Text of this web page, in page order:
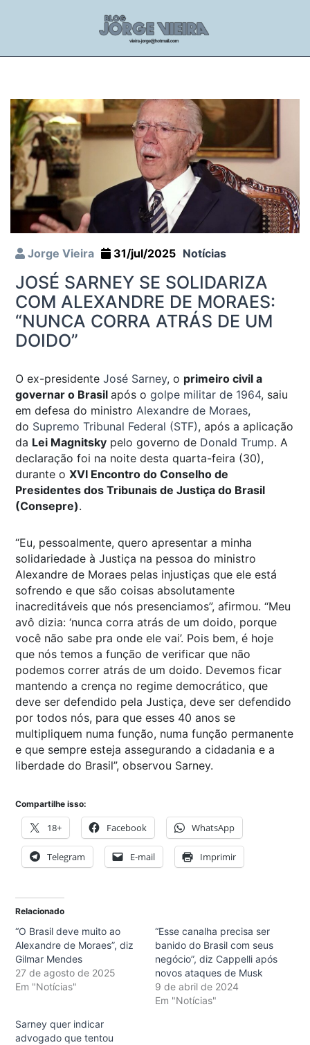
Jorge Vieira 31/jul/2025 Notícias
JOSÉ SARNEY SE SOLIDARIZA
COM ALEXANDRE DE MORAES:
“NUNCA CORRA ATRÁS DE UM
DOIDO”
O ex-presidente José Sarney, o primeiro civil a
governar o Brasil após o golpe militar de 1964, saiu
em defesa do ministro Alexandre de Moraes,
do Supremo Tribunal Federal (STF), após a aplicação
da Lei Magnitsky pelo governo de Donald Trump. A
declaração foi na noite desta quarta-feira (30),
durante o XVI Encontro do Conselho de
Presidentes dos Tribunais de Justiça do Brasil
(Consepre).
“Eu, pessoalmente, quero apresentar a minha
solidariedade à Justiça na pessoa do ministro
Alexandre de Moraes pelas injustiças que ele está
sofrendo e que são coisas absolutamente
inacreditáveis que nós presenciamos”, afirmou. “Meu
avô dizia: ‘nunca corra atrás de um doido, porque
você não sabe pra onde ele vai’. Pois bem, é hoje
que nós temos a função de verificar que não
podemos correr atrás de um doido. Devemos ficar
mantendo a crença no regime democrático, que
deve ser defendido pela Justiça, deve ser defendido
por todos nós, para que esses 40 anos se
multipliquem numa função, numa função permanente
e que sempre esteja assegurando a cidadania e a
liberdade do Brasil”, observou Sarney.
Compartilhe isso:
18+ Facebook WhatsApp
Telegram E-mail Imprimir
Relacionado
“O Brasil deve muito ao
Alexandre de Moraes”, diz
Gilmar Mendes
27 de agosto de 2025
Em "Notícias"
“Esse canalha precisa ser
banido do Brasil com seus
negócio”, diz Cappelli após
novos ataques de Musk
9 de abril de 2024
Em "Notícias"
Sarney quer indicar
advogado que tentou